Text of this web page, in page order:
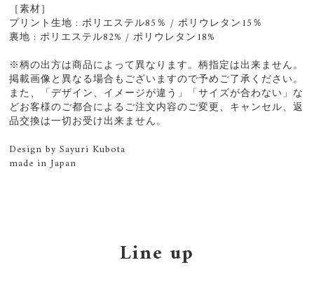
［素材］
プリント生地 : ポリエステル85％ / ポリウレタン15％
裏地 : ポリエステル82% / ポリウレタン18%
※柄の出方は商品によって異なります。柄指定は出来ません。
掲載画像と異なる場合もございますので予めご了承ください。
また、「デザイン、イメージが違う」「サイズが合わない」な
どお客様のご都合によるご注文内容のご変更、キャンセル、返
品交換は一切お受け出来ません。
Design by Sayuri Kubota
made in Japan
Line up